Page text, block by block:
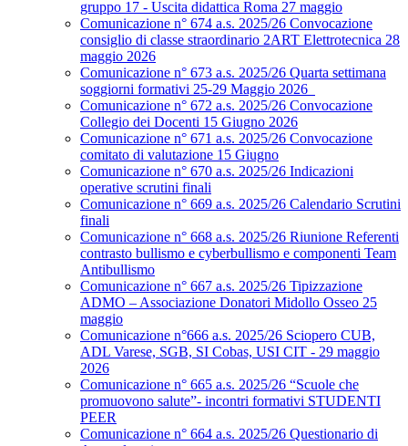
gruppo 17 - Uscita didattica Roma 27 maggio
Comunicazione n° 674 a.s. 2025/26 Convocazione
consiglio di classe straordinario 2ART Elettrotecnica 28
maggio 2026
Comunicazione n° 673 a.s. 2025/26 Quarta settimana
soggiorni formativi 25-29 Maggio 2026
Comunicazione n° 672 a.s. 2025/26 Convocazione
Collegio dei Docenti 15 Giugno 2026
Comunicazione n° 671 a.s. 2025/26 Convocazione
comitato di valutazione 15 Giugno
Comunicazione n° 670 a.s. 2025/26 Indicazioni
operative scrutini finali
Comunicazione n° 669 a.s. 2025/26 Calendario Scrutini
finali
Comunicazione n° 668 a.s. 2025/26 Riunione Referenti
contrasto bullismo e cyberbullismo e componenti Team
Antibullismo
Comunicazione n° 667 a.s. 2025/26 Tipizzazione
ADMO – Associazione Donatori Midollo Osseo 25
maggio
Comunicazione n°666 a.s. 2025/26 Sciopero CUB,
ADL Varese, SGB, SI Cobas, USI CIT - 29 maggio
2026
Comunicazione n° 665 a.s. 2025/26 “Scuole che
promuovono salute”- incontri formativi STUDENTI
PEER
Comunicazione n° 664 a.s. 2025/26 Questionario di